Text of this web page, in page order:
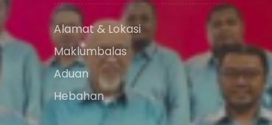
Alamat & Lokasi
Maklumbalas
Aduan
Hebahan